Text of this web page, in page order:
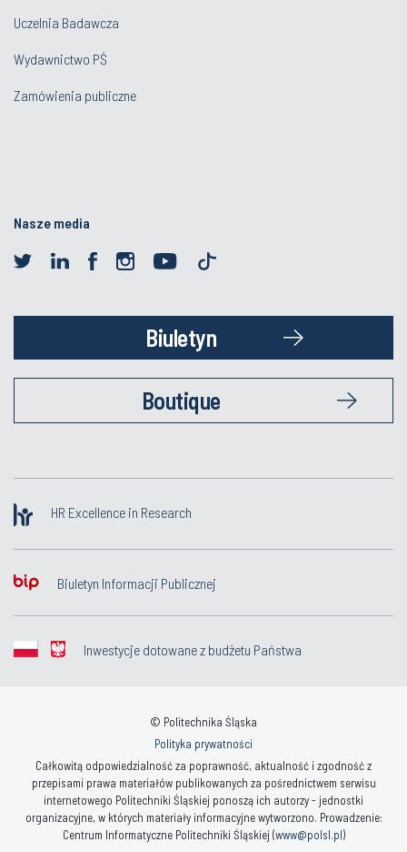
Uczelnia Badawcza
Wydawnictwo PŚ
Zamówienia publiczne
Nasze media
Biuletyn
Boutique
HR Excellence in Research
Biuletyn Informacji Publicznej
Inwestycje dotowane z budżetu Państwa
© Politechnika Śląska
Polityka prywatności
Całkowitą odpowiedzialność za poprawność, aktualność i zgodność z
przepisami prawa materiałów publikowanych za pośrednictwem serwisu
internetowego Politechniki Śląskiej ponoszą ich autorzy - jednostki
organizacyjne, w których materiały informacyjne wytworzono. Prowadzenie:
Centrum Informatyczne Politechniki Śląskiej (www@polsl.pl)